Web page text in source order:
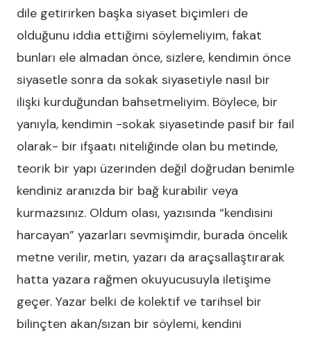
dile getirirken başka siyaset biçimleri de
olduğunu iddia ettiğimi söylemeliyim, fakat
bunları ele almadan önce, sizlere, kendimin önce
siyasetle sonra da sokak siyasetiyle nasıl bir
ilişki kurduğundan bahsetmeliyim. Böylece, bir
yanıyla, kendimin -sokak siyasetinde pasif bir fail
olarak- bir ifşaatı niteliğinde olan bu metinde,
teorik bir yapı üzerinden değil doğrudan benimle
kendiniz aranızda bir bağ kurabilir veya
kurmazsınız. Oldum olası, yazısında “kendisini
harcayan” yazarları sevmişimdir, burada öncelik
metne verilir, metin, yazarı da araçsallaştırarak
hatta yazara rağmen okuyucusuyla iletişime
geçer. Yazar belki de kolektif ve tarihsel bir
bilinçten akan/sızan bir söylemi, kendini